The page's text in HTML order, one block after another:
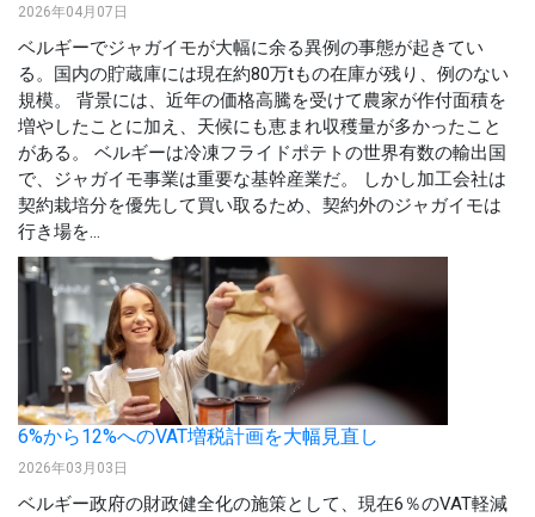
2026年04月07日
ベルギーでジャガイモが大幅に余る異例の事態が起きてい
る。国内の貯蔵庫には現在約80万tもの在庫が残り、例のない
規模。 背景には、近年の価格高騰を受けて農家が作付面積を
増やしたことに加え、天候にも恵まれ収穫量が多かったこと
がある。 ベルギーは冷凍フライドポテトの世界有数の輸出国
で、ジャガイモ事業は重要な基幹産業だ。 しかし加工会社は
契約栽培分を優先して買い取るため、契約外のジャガイモは
行き場を...
6%から12%へのVAT増税計画を大幅見直し
2026年03月03日
ベルギー政府の財政健全化の施策として、現在6％のVAT軽減